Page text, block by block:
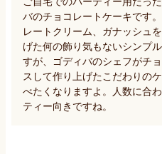
バのチョコレートケーキです
レートクリーム、ガナッシュ
げた何の飾り気もないシンプ
すが、ゴディバのシェフがチ
スして作り上げたこだわりの
べたくなりますよ。人数に合
ティー向きですね。